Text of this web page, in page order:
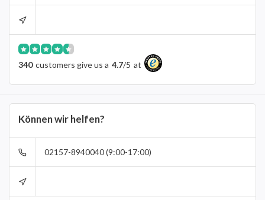
340 customers give us a 4.7/5 at
Können wir helfen?
02157-8940040 (9:00-17:00)